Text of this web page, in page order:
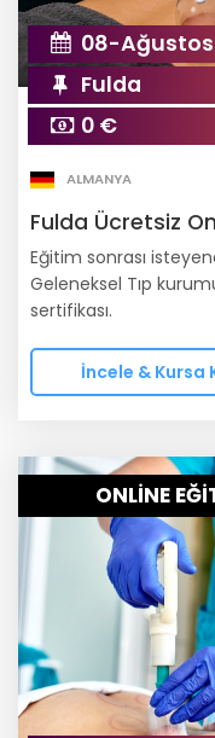
08-
Fulda
0 €
ALMANYA
Fulda Ücretsiz
Eğitim sonrası
Geleneksel Tıp
sertifikası.
İncele & Kursa
ONLİNE